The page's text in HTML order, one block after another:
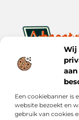
Wij
Een cookiebanner is
website bezoekt en
gebruik van cookies
Ontwerp je
Ontdek
Bericht